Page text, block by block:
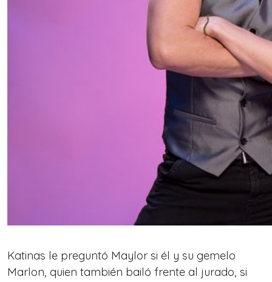
Katinas le preguntó Maylor si él y su gemelo
Marlon, quien también bailó frente al jurado, si